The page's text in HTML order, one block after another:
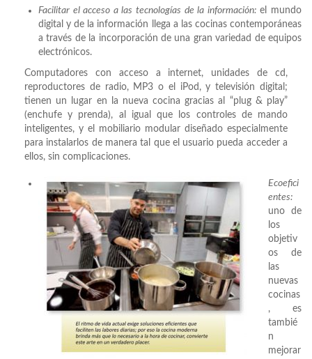
Facilitar el acceso a las tecnologías de la información:el mundo
digital y de la información llega a las cocinas contemporáneas
a través de la incorporación de una gran variedad de equipos
electrónicos.
Computadores con acceso a internet, unidades de cd,
reproductores de radio, MP3 o el iPod, y televisión digital;
tienen un lugar en la nueva cocina gracias al “plug & play”
(enchufe y prenda), al igual que los controles de mando
inteligentes, y el mobiliario modular diseñado especialmente
para instalarlos de manera tal que el usuario pueda acceder a
ellos, sin complicaciones.
Ecoefici
entes:
uno de
los
objetiv
os de
las
nuevas
cocinas
, es
tambié
n
mejorar